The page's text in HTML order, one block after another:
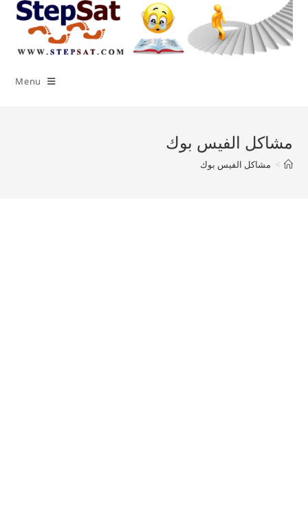
Menu
مشاكل الفيس بوك
> مشاكل الفيس بوك